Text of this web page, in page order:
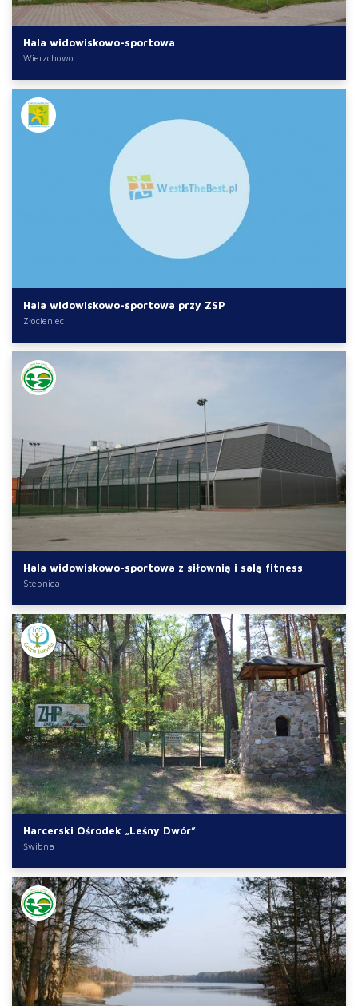
Hala widowiskowo-sportowa
Wierzchowo
Hala widowiskowo-sportowa przy ZSP
Złocieniec
Hala widowiskowo-sportowa z siłownią i salą fitness
Stepnica
Harcerski Ośrodek „Leśny Dwór”
Świbna